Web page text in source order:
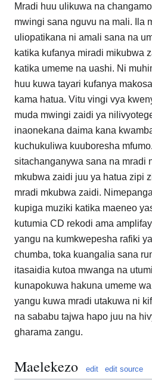
Mradi huu ulikuwa na
mwingi sana nguvu na mali. Ila
uliopatikana ni amali sana na
katika kufanya miradi mikubwa
katika umeme na uashi. Ni
huu kuwa tayari kufanya
kama hatua. Vitu vingi vya
muda mwingi zaidi ya
inaonekana daima kana
kuchukuliwa kuuboresha
sitachanganywa sana na mradi
mkubwa zaidi juu ya hatua zipi
mradi mkubwa zaidi.
kupiga muziki katika maeneo
kutumia CD rekodi ama
yangu na kumkwepesha rafiki
chumba, toka kuangalia sana
itasaidia kutoa mwanga na
kunapokuwa hakuna umeme
yangu kuwa mradi utakuwa ni
na sababu tajwa hapo juu na
gharama zangu.
Maelekezo edit edit source